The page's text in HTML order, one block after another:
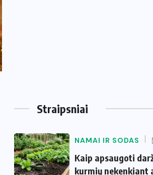
Straipsniai
NAMAI IR SODAS
Kaip apsaugoti
kurmių nekenkiant